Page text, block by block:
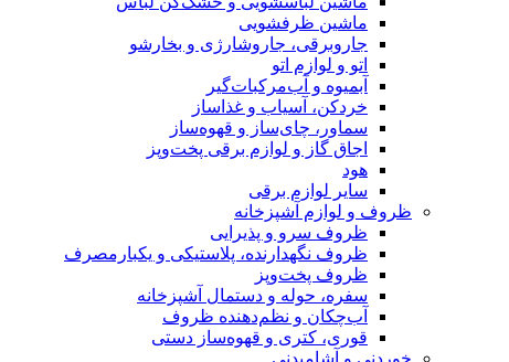
ماشین ظرفشویی
جاروبرقی، جاروشارژی و بخارشو
اتو و لوازم اتو
آبمیوه و آب‌مرکبات‌گیر
خردکن، آسیاب و غذاساز
سماور، چای‌ساز و قهوه‌ساز
اجاق گاز و لوازم برقی پخت‌وپز
هود
سایر لوازم برقی
ظروف و لوازم آشپزخانه
ظروف سرو و پذیرایی
ظروف نگهدارنده، پلاستیکی و یکبارمصرف
ظروف پخت‌وپز
سفره، حوله و دستمال آشپزخانه
آب‌چکان و نظم‌دهنده ظروف
قوری، کتری و قهوه‌ساز دستی